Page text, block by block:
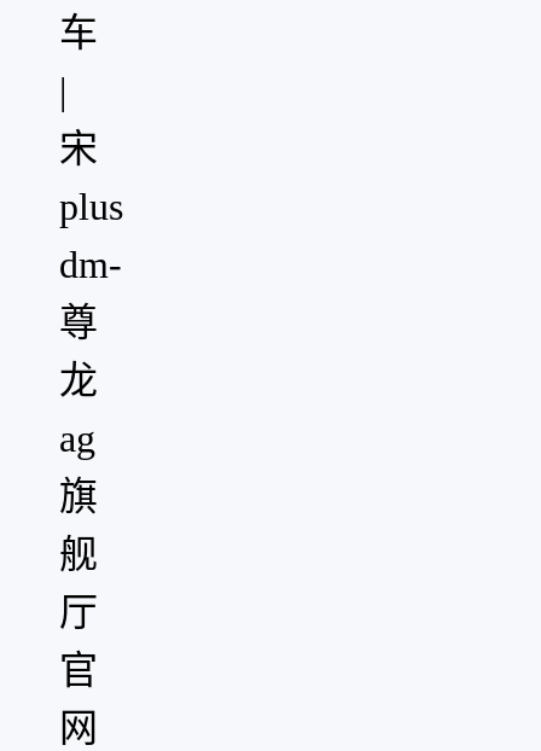
车
|
宋
plus
dm-
尊
龙
ag
旗
舰
厅
官
网